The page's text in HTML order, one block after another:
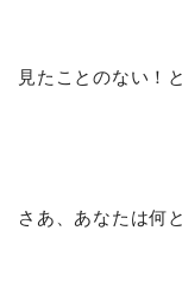
見たことのない！
さあ、あなたは何